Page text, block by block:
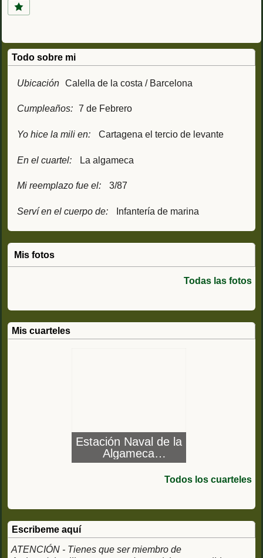
Todo sobre mi
Ubicación Calella de la costa / Barcelona
Cumpleaños: 7 de Febrero
Yo hice la mili en: Cartagena el tercio de levante
En el cuartel: La algameca
Mi reemplazo fue el: 3/87
Serví en el cuerpo de: Infantería de marina
Mis fotos
Todas las fotos
Mis cuarteles
Estación Naval de la
Algameca
(Cartagena)
Todos los cuarteles
Escribeme aquí
ATENCIÓN - Tienes que ser miembro de